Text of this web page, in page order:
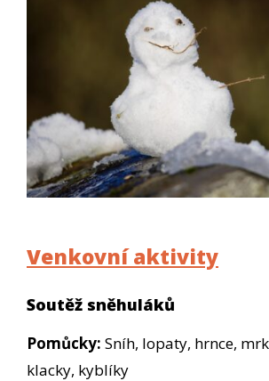
Venkovní aktivity
Soutěž sněhuláků
Pomůcky: Sníh, lopaty, hrnce,
klacky, kyblíky